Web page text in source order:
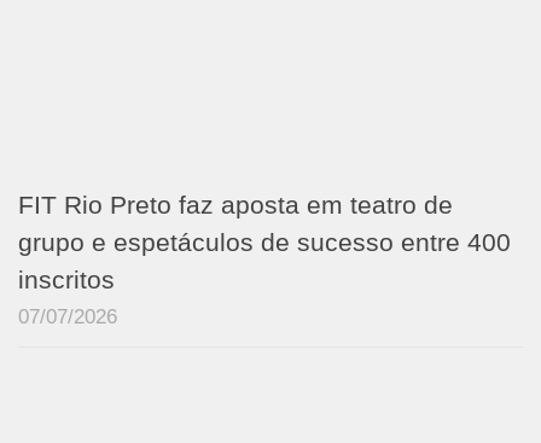
FIT Rio Preto faz aposta em teatro de
grupo e espetáculos de sucesso entre 400
inscritos
07/07/2026